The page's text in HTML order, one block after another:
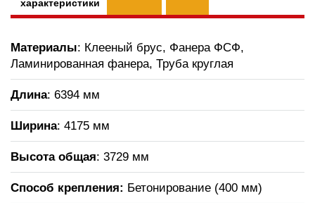
характеристики
Материалы: Клееный брус, Фанера ФСФ,
Ламинированная фанера, Труба круглая
Длина: 6394 мм
Ширина: 4175 мм
Высота общая: 3729 мм
Способ крепления: Бетонирование (400 мм)